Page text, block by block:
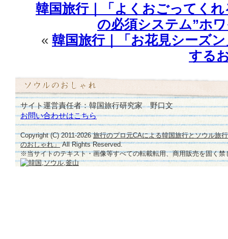
ン)
♪
は
韓国旅行｜「よくおごってく
の必須システム”ホ
« 韓国旅行｜「お花見シーズ
する
サイト運営責任者：韓国旅行研究家 野口文
お問い合わせはこちら
Copyright (C) 2011-2026旅行のプロ元CAによる韓国旅行とソウル旅
のおしゃれ」All Rights Reserved.
※当サイトのテキスト・画像等すべての転載転用、商用販売を固く禁